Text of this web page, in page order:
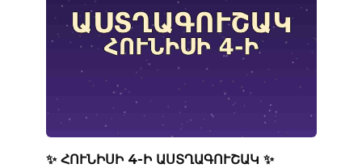
✨ ՀՈՒՆԻՍԻ 4-Ի ԱՍՏՂԱԳՈՒՇԱԿ ✨